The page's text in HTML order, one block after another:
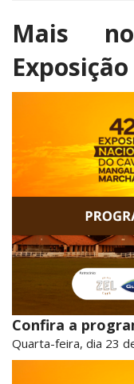
Mais
Confira a
Quarta-feira, dia 23